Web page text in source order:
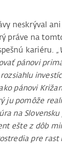
neskrýval
práve na
kariéru.
pánovi
pánovi
ju pomôže
na Slovensku
ešte z dôb
pre rast